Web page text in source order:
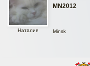
MN2012
Наталия Minsk